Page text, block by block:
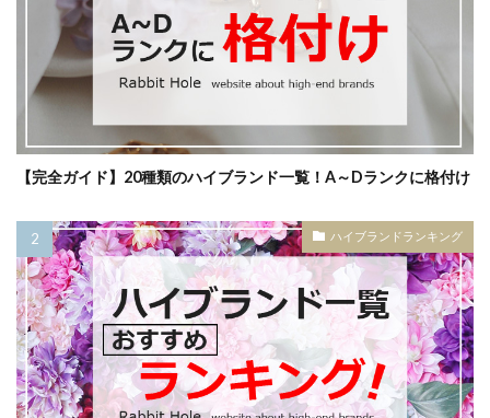
【完全ガイド】20種類のハイブランド一覧！A～Dランクに格付け
ハイブランドランキング